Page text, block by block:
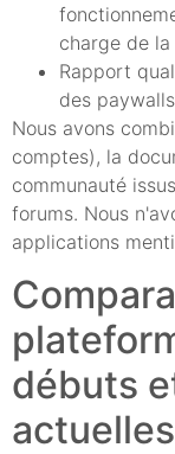
charge de
Rapport
des
Nous avons
comptes), la
communauté
forums. Nous
applications
débuts
actuelles